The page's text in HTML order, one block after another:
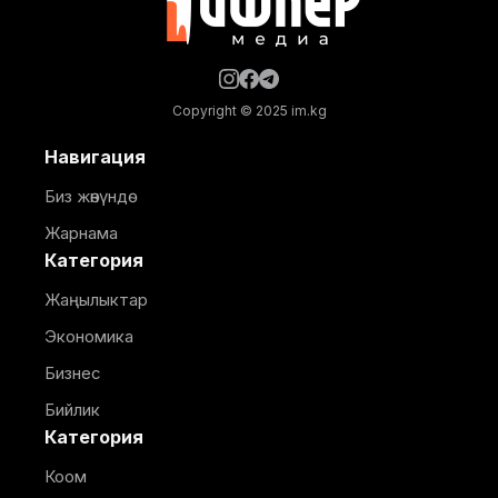
Copyright © 2025 im.kg
Навигация
Биз жөнүндө
Жарнама
Категория
Жаңылыктар
Экономика
Бизнес
Бийлик
Категория
Коом